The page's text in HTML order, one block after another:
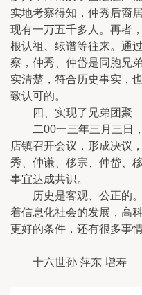
实地考察得知，仲秀后裔
现有一万五千多人。再者
根认祖、续谱等往来。通
察，仲秀、仲岱是同胞兄
实清楚，符合历史事实，
致认可的。
四、实现了兄弟团聚
二00一三年三月三日，
店镇召开会议，形成决议
秀、仲谦、移宗、仲岱、
事宜达成共识。
历史是客观、公正的。
着信息化社会的发展，高
更好的条件，还有很多事
十六世孙 萍东 增寿
公元二0一